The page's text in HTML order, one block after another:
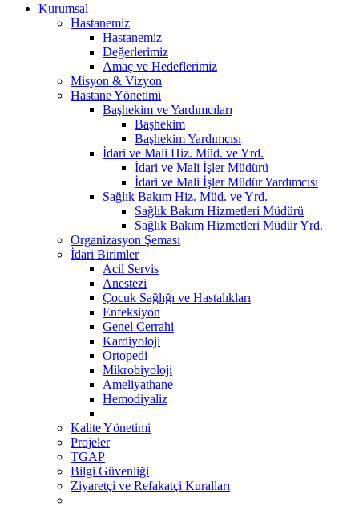
Kurumsal
Hastanemiz
Hastanemiz
Değerlerimiz
Amaç ve Hedeflerimiz
Misyon & Vizyon
Hastane Yönetimi
Başhekim ve Yardımcıları
Başhekim
Başhekim Yardımcısı
İdari ve Mali Hiz. Müd. ve Yrd.
İdari ve Mali İşler Müdürü
İdari ve Mali İşler Müdür Yardımcısı
Sağlık Bakım Hiz. Müd. ve Yrd.
Sağlık Bakım Hizmetleri Müdürü
Sağlık Bakım Hizmetleri Müdür Yrd.
Organizasyon Şeması
İdari Birimler
Acil Servis
Anestezi
Çocuk Sağlığı ve Hastalıkları
Enfeksiyon
Genel Cerrahi
Kardiyoloji
Ortopedi
Mikrobiyoloji
Ameliyathane
Hemodiyaliz
Kalite Yönetimi
Projeler
TGAP
Bilgi Güvenliği
Ziyaretçi ve Refakatçi Kuralları